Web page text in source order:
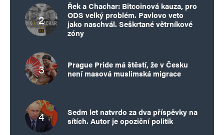
Řek a Chachar: Bitcoinová kauza, pro
ODS velký problém. Pavlovo veto
jako naschvál. Seškrtané větrníkové
zóny
Prague Pride má štěstí, že v Česku
není masová muslimská migrace
Sedm let natvrdo za dva příspěvky na
sítích. Autor je opoziční politik